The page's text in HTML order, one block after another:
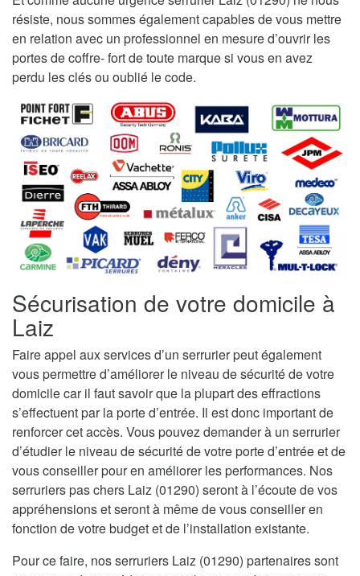
résiste, nous sommes également capables de vous mettre
en relation avec un professionnel en mesure d’ouvrir les
portes de coffre- fort de toute marque si vous en avez
perdu les clés ou oublié le code.
Sécurisation de votre domicile à
Laiz
Faire appel aux services d’un serrurier peut également
vous permettre d’améliorer le niveau de sécurité de votre
domicile car il faut savoir que la plupart des effractions
s’effectuent par la porte d’entrée. Il est donc important de
renforcer cet accès. Vous pouvez demander à un serrurier
d’étudier le niveau de sécurité de votre porte d’entrée et de
vous conseiller pour en améliorer les performances. Nos
serruriers pas chers Laiz (01290) seront à l’écoute de vos
appréhensions et seront à même de vous conseiller en
fonction de votre budget et de l’installation existante.
Pour ce faire, nos serruriers Laiz (01290) partenaires sont